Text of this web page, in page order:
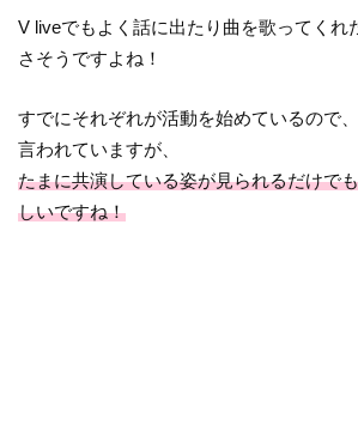
V liveでもよく話に出たり曲を歌ってくれ
さそうですよね！
すでにそれぞれが活動を始めているので
言われていますが、
たまに共演している姿が見られるだけで
しいですね！